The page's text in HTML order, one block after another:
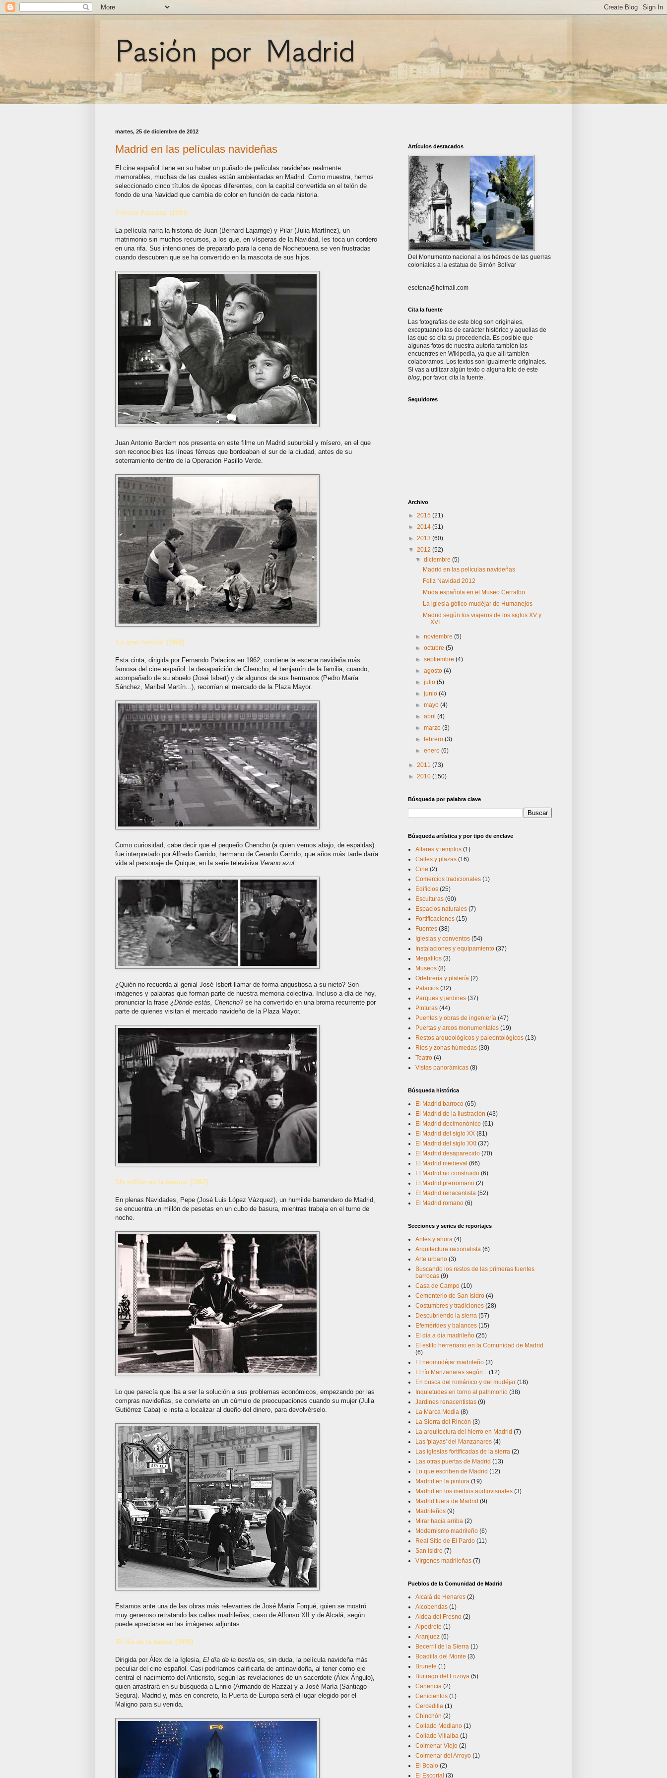
Pasión por Madrid
martes, 25 de diciembre de 2012
Madrid en las películas navideñas
El cine español tiene en su haber un puñado de películas navideñas realmente
memorables, muchas de las cuales están ambientadas en Madrid. Como muestra, hemos
seleccionado cinco títulos de épocas diferentes, con la capital convertida en el telón de
fondo de una Navidad que cambia de color en función de cada historia.
'Felices Pascuas' (1954)
La película narra la historia de Juan (Bernard Lajarrige) y Pilar (Julia Martínez), un
matrimonio sin muchos recursos, a los que, en vísperas de la Navidad, les toca un cordero
en una rifa. Sus intenciones de prepararlo para la cena de Nochebuena se ven frustradas
cuando descubren que se ha convertido en la mascota de sus hijos.
Juan Antonio Bardem nos presenta en este filme un Madrid suburbial y mísero, en el que
son reconocibles las líneas férreas que bordeaban el sur de la ciudad, antes de su
soterramiento dentro de la Operación Pasillo Verde.
'La gran familia' (1962)
Esta cinta, dirigida por Fernando Palacios en 1962, contiene la escena navideña más
famosa del cine español: la desaparición de Chencho, el benjamín de la familia, cuando,
acompañado de su abuelo (José Isbert) y de algunos de sus hermanos (Pedro María
Sánchez, Maribel Martín...), recorrían el mercado de la Plaza Mayor.
Como curiosidad, cabe decir que el pequeño Chencho (a quien vemos abajo, de espaldas)
fue interpretado por Alfredo Garrido, hermano de Gerardo Garrido, que años más tarde daría
vida al personaje de Quique, en la serie televisiva Verano azul
¿Quién no recuerda al genial José Isbert llamar de forma angustiosa a su nieto? Son
imágenes y palabras que forman parte de nuestra memoria colectiva. Incluso a día de hoy,
pronunciar la frase ¿Dónde estás, Chencho?se ha convertido en una broma recurrente por
parte de quienes visitan el mercado navideño de la Plaza Mayor.
'Un millón en la basura' (1967)
En plenas Navidades, Pepe (José Luis López Vázquez), un humilde barrendero de Madrid,
se encuentra un millón de pesetas en un cubo de basura, mientras trabaja en el turno de
noche.
Lo que parecía que iba a ser la solución a sus problemas económicos, empezando por las
compras navideñas, se convierte en un cúmulo de preocupaciones cuando su mujer (Julia
Gutiérrez Caba) le insta a localizar al dueño del dinero, para devolvérselo.
Estamos ante una de las obras más relevantes de José María Forqué, quien se mostró
muy generoso retratando las calles madrileñas, caso de Alfonso XII y de Alcalá, según
puede apreciarse en las imágenes adjuntas.
'El día de la bestia' (1995)
Dirigida por Álex de la Iglesia, El día de la bestia es, sin duda, la película navideña más
peculiar del cine español. Casi podríamos calificarla de antinavideña, al tener como eje
central el nacimiento del Anticristo, según las revelaciones de un sacerdote (Álex Ángulo),
quien arrastrará en su búsqueda a Ennio (Armando de Razza) y a José María (Santiago
Segura). Madrid y, más en concreto, la Puerta de Europa será el lugar elegido por el
Maligno para su venida.
Artículos destacados
Del Monumento nacional a los héroes de las guerras
coloniales a la estatua de Simón Bolívar
esetena@hotmail.com
Cita la fuente
Las fotografías de este blog son originales,
exceptuando las de carácter histórico y aquellas de
las que se cita su procedencia. Es posible que
algunas fotos de nuestra autoría también las
encuentres en Wikipedia, ya que allí también
colaboramos. Los textos son igualmente originales.
Si vas a utilizar algún texto o alguna foto de este
blog, por favor, cita la fuente.
Seguidores
Archivo
► 2015 (21)
► 2014 (51)
► 2013 (60)
▼ 2012 (52)
▼diciembre(5)
Madrid en las películas navideñas
Feliz Navidad 2012
Moda española en el Museo Cerralbo
La iglesia gótico-mudéjar de Humanejos
Madrid según los viajeros de los siglos XV y
XVI
►noviembre(5)
►octubre(5)
►septiembre(4)
►agosto(4)
►julio(5)
►junio(4)
►mayo(4)
►abril(4)
►marzo(3)
►febrero(3)
►enero(6)
► 2011 (73)
► 2010 (150)
Búsqueda por palabra clave
Búsqueda artística y por tipo de enclave
Altares y templos (1)
Calles y plazas (16)
Cine (2)
Comercios tradicionales (1)
Edificios (25)
Esculturas (60)
Espacios naturales (7)
Fortificaciones (15)
Fuentes (38)
Iglesias y conventos (54)
Instalaciones y equipamiento (37)
Megalitos (3)
Museos (8)
Orfebrería y platería (2)
Palacios (32)
Parques y jardines (37)
Pinturas (44)
Puentes y obras de ingeniería (47)
Puertas y arcos monumentales (19)
Restos arqueológicos y paleontológicos (13)
Ríos y zonas húmedas (30)
Teatro (4)
Vistas panorámicas (8)
Búsqueda histórica
El Madrid barroco (65)
El Madrid de la Ilustración (43)
El Madrid decimonónico (61)
El Madrid del siglo XX (81)
El Madrid del siglo XXI (37)
El Madrid desaparecido (70)
El Madrid medieval (66)
El Madrid no construido (6)
El Madrid prerromano (2)
El Madrid renacentista (52)
El Madrid romano (6)
Secciones y series de reportajes
Antes y ahora (4)
Arquitectura racionalista (6)
Arte urbano (3)
Buscando los restos de las primeras fuentes
barrocas (9)
Casa de Campo (10)
Cementerio de San Isidro (4)
Costumbres y tradiciones (28)
Descubriendo la sierra (57)
Efemérides y balances (15)
El día a día madrileño (25)
El estilo herreriano en la Comunidad de Madrid
(6)
El neomudéjar madrileño (3)
El río Manzanares según... (12)
En busca del románico y del mudéjar (18)
Inquietudes en torno al patrimonio (38)
Jardines renacentistas (9)
La Marca Media (8)
La Sierra del Rincón (3)
La arquitectura del hierro en Madrid (7)
Las 'playas' del Manzanares (4)
Las iglesias fortificadas de la sierra (2)
Las otras puertas de Madrid (13)
Lo que escriben de Madrid (12)
Madrid en la pintura (19)
Madrid en los medios audiovisuales (3)
Madrid fuera de Madrid (9)
Madrileños (9)
Mirar hacia arriba (2)
Modernismo madrileño (6)
Real Sitio de El Pardo (11)
San Isidro (7)
Vírgenes madrileñas (7)
Pueblos de la Comunidad de Madrid
Alcalá de Henares (2)
Alcobendas (1)
Aldea del Fresno (2)
Alpedrete (1)
Aranjuez (6)
Becerril de la Sierra (1)
Boadilla del Monte (3)
Brunete (1)
Buitrago del Lozoya (5)
Canencia (2)
Cenicientos (1)
Cercedilla (1)
Chinchón (2)
Collado Mediano (1)
Collado Villalba (1)
Colmenar Viejo (2)
Colmenar del Arroyo (1)
El Boalo (2)
El Escorial (3)